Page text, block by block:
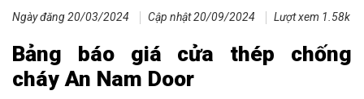
Ngày đăng 20/03/2024 Cập nhật 20/09/2024 Lượt xem 1.58k
Bảng báo giá cửa thép chống
cháy An Nam Door